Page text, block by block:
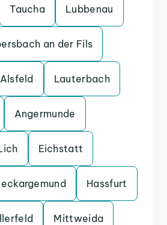
Taucha Lubbenau
an der Fils
Alsfeld Lauterbach
Angermunde
Eichstatt
Hassfurt
Mittweida